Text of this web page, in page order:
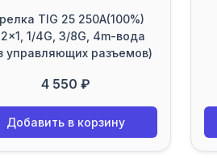
TIG 25 250A(100%)
1/4G, 3/8G, 4m-вода
управляющих разъемов)
4 550 ₽
Добавить в корзину